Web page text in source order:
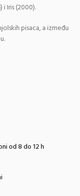
i Iris (2000).
pisaca, a između
od 8 do 12 h